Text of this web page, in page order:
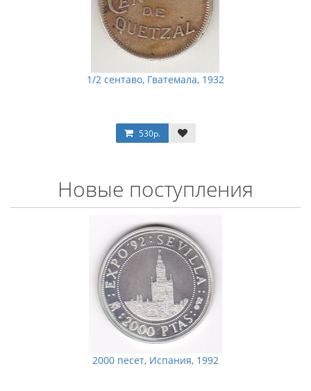
1/2 сентаво, Гватемала, 1932
530р.
Новые поступления
2000 песет, Испания, 1992